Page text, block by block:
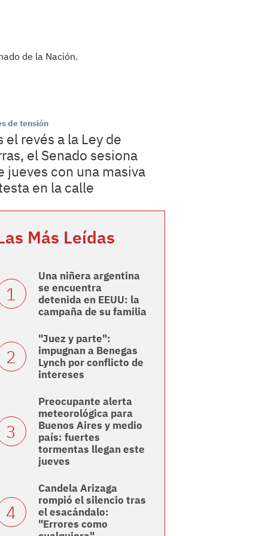
de tensión
el revés a la Ley de
el Senado sesiona
jueves con una masiva
en la calle
Más Leídas
Una niñera argentina
se encuentra
detenida en EEUU: la
campaña de su familia
"Juez y parte":
impugnan a Benegas
Lynch por conflicto de
intereses
Preocupante alerta
meteorológica para
Buenos Aires y medio
país: fuertes
tormentas llegan este
jueves
Candela Arizaga
rompió el silencio tras
el esacándalo:
"Errores como